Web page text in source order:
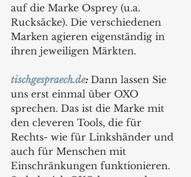
auf die Marke Osprey (u.a.
Rucksäcke). Die verschiedenen
Marken agieren eigenständig in
ihren jeweiligen Märkten.
tischgespraech.de: Dann lassen Sie
uns erst einmal über OXO
sprechen. Das ist die Marke mit
den cleveren Tools, die für
Rechts- wie für Linkshänder und
auch für Menschen mit
Einschränkungen funktionieren.